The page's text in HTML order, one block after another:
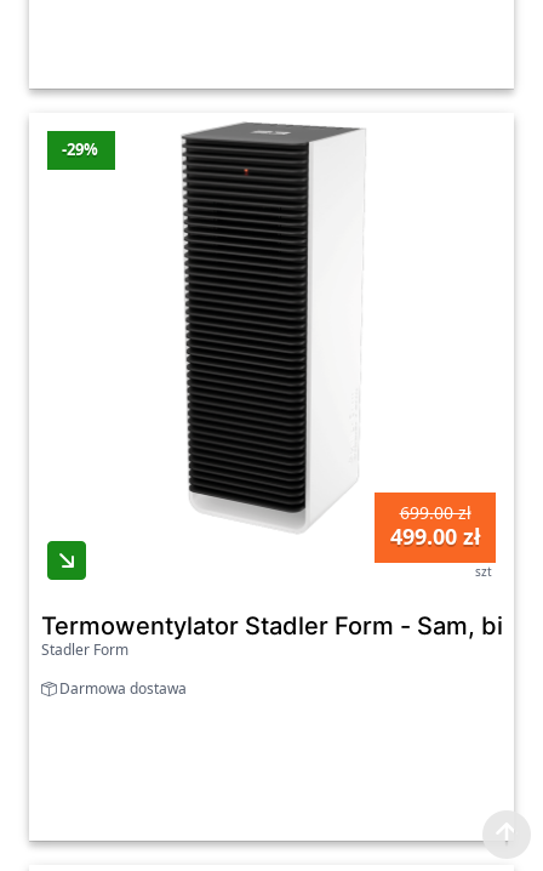
-29%
699.00 zł
499.00 zł
szt
Termowentylator Stadler Form - Sam, biały
Stadler Form
Darmowa dostawa